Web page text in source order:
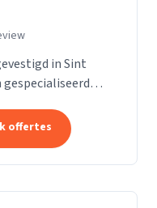
in Sint
uit het...
offertes